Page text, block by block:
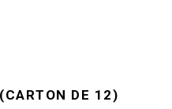
DE 12)